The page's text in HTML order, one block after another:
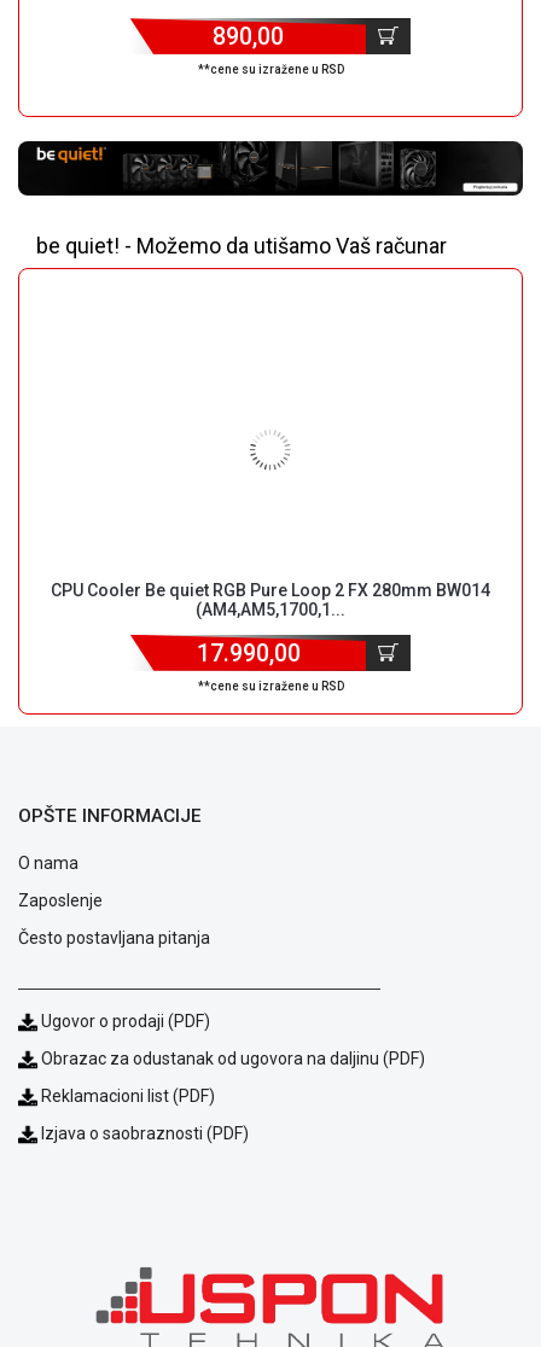
Opšti
poslovanja
i
reklamacije
prijava
kvara
Politika
privatnosti
Politika
o
kolačićima
890,00
**cene su izražene u RSD
be quiet! - Možemo da utišamo Vaš računar
CPU Cooler Be quiet RGB Pure Loop 2 FX 280mm BW014
(AM4,AM5,1700,1...
17.990,00
**cene su izražene u RSD
OPŠTE INFORMACIJE
O nama
Zaposlenje
Često postavljana pitanja
Ugovor o prodaji (PDF)
Obrazac za odustanak od ugovora na daljinu (PDF)
Reklamacioni list (PDF)
Izjava o saobraznosti (PDF)